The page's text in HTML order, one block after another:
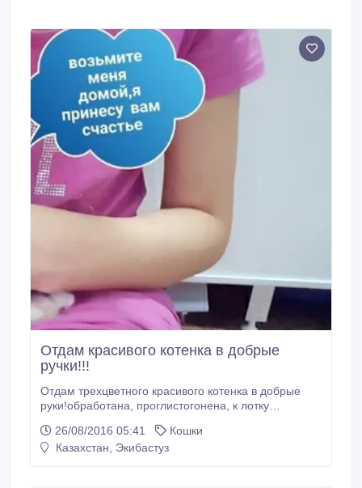
Отдам красивого котенка в добрые
ручки!!!
Отдам трехцветного красивого котенка в добрые
руки!обработана, проглистогонена, к лотку
стерилизацию берем на себя!!приносит счастье!!.
26/08/2016 05:41
Кошки
Казахстан, Экибастуз